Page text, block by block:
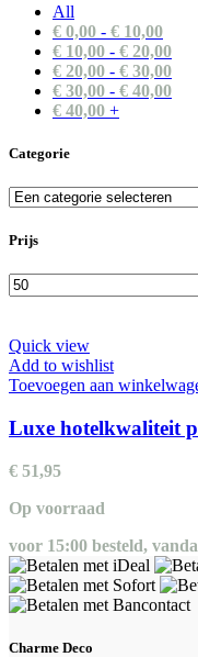
All
€ 0,00 - € 10,00
€ 10,00 - € 20,00
€ 20,00 - € 30,00
€ 30,00 - € 40,00
€ 40,00 +
Categorie
Prijs
Min.
prijs
Quick view
Add to wishlist
Toevoegen aan
Luxe hotelkwaliteit
€ 51,95
Op voorraad
voor 15:00 besteld,
Charme Deco